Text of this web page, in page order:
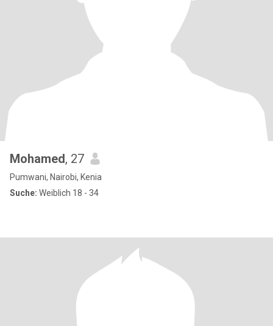
Mohamed, 27
Pumwani, Nairobi, Kenia
Suche: Weiblich 18 - 34